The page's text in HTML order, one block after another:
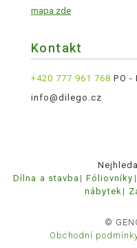
mapa zde
Kontakt
+420 777 961 768 PO -
info@dilego.cz
Dílna a stavba
Fóliovníky
nábytek
©
Obchodní